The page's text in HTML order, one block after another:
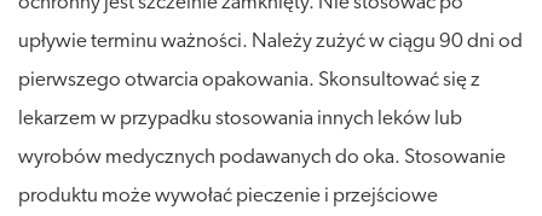
upływie terminu ważności. Należy zużyć w ciągu 90 dni od
pierwszego otwarcia opakowania. Skonsultować się z
lekarzem w przypadku stosowania innych leków lub
wyrobów medycznych podawanych do oka. Stosowanie
produktu może wywołać pieczenie i przejściowe